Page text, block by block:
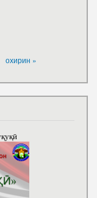
охирин »